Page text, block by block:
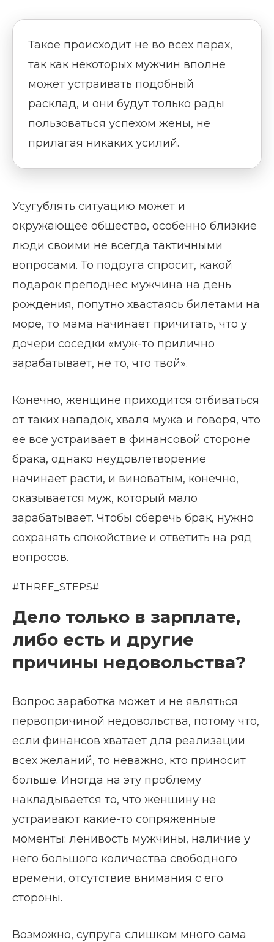
Такое происходит не во всех парах,
так как некоторых мужчин вполне
может устраивать подобный
расклад, и они будут только рады
пользоваться успехом жены, не
прилагая никаких усилий.
Усугублять ситуацию может и
окружающее общество, особенно близкие
люди своими не всегда тактичными
вопросами. То подруга спросит, какой
подарок преподнес мужчина на день
рождения, попутно хвастаясь билетами на
море, то мама начинает причитать, что у
дочери соседки «муж-то прилично
зарабатывает, не то, что твой».
Конечно, женщине приходится отбиваться
от таких нападок, хваля мужа и говоря, что
ее все устраивает в финансовой стороне
брака, однако неудовлетворение
начинает расти, и виноватым, конечно,
оказывается муж, который мало
зарабатывает. Чтобы сберечь брак, нужно
сохранять спокойствие и ответить на ряд
вопросов.
#THREE_STEPS#
Дело только в зарплате,
либо есть и другие
причины недовольства?
Вопрос заработка может и не являться
первопричиной недовольства, потому что,
если финансов хватает для реализации
всех желаний, то неважно, кто приносит
больше. Иногда на эту проблему
накладывается то, что женщину не
устраивают какие-то сопряженные
моменты: ленивость мужчины, наличие у
него большого количества свободного
времени, отсутствие внимания с его
стороны.
Возможно, супруга слишком много сама